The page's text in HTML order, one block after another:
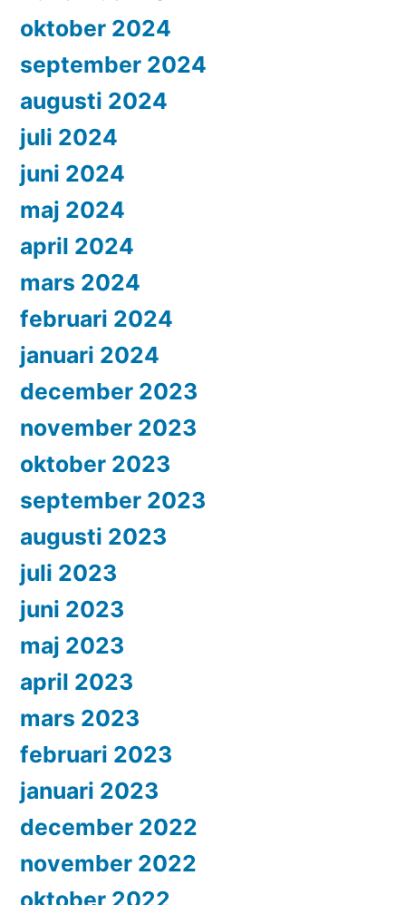
oktober 2024
september 2024
augusti 2024
juli 2024
juni 2024
maj 2024
april 2024
mars 2024
februari 2024
januari 2024
december 2023
november 2023
oktober 2023
september 2023
augusti 2023
juli 2023
juni 2023
maj 2023
april 2023
mars 2023
februari 2023
januari 2023
december 2022
november 2022